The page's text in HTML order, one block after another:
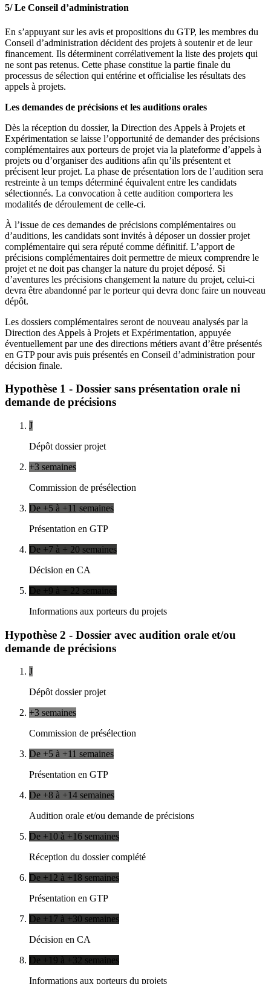
5/ Le Conseil d’administration
En s’appuyant sur les avis et propositions du GTP, les membres du
Conseil d’administration décident des projets à soutenir et de leur
financement. Ils déterminent corrélativement la liste des projets qui
ne sont pas retenus. Cette phase constitue la partie finale du
processus de sélection qui entérine et officialise les résultats des
appels à projets.
Les demandes de précisions et les auditions orales
Dès la réception du dossier, la Direction des Appels à Projets et
Expérimentation se laisse l’opportunité de demander des précisions
complémentaires aux porteurs de projet via la plateforme d’appels à
projets ou d’organiser des auditions afin qu’ils présentent et
précisent leur projet. La phase de présentation lors de l’audition sera
restreinte à un temps déterminé équivalent entre les candidats
sélectionnés. La convocation à cette audition comportera les
modalités de déroulement de celle-ci.
À l’issue de ces demandes de précisions complémentaires ou
d’auditions, les candidats sont invités à déposer un dossier projet
complémentaire qui sera réputé comme définitif. L’apport de
précisions complémentaires doit permettre de mieux comprendre le
projet et ne doit pas changer la nature du projet déposé. Si
d’aventures les précisions changement la nature du projet, celui-ci
devra être abandonné par le porteur qui devra donc faire un nouveau
dépôt.
Les dossiers complémentaires seront de nouveau analysés par la
Direction des Appels à Projets et Expérimentation, appuyée
éventuellement par une des directions métiers avant d’être présentés
en GTP pour avis puis présentés en Conseil d’administration pour
décision finale.
Hypothèse 1 - Dossier sans présentation orale ni
demande de précisions
J
Dépôt dossier projet
+3 semaines
Commission de présélection
De +5 à +11 semaines
Présentation en GTP
De +7 à + 20 semaines
Décision en CA
De +9 à + 22 semaines
Informations aux porteurs du projets
Hypothèse 2 - Dossier avec audition orale et/ou
demande de précisions
J
Dépôt dossier projet
+3 semaines
Commission de présélection
De +5 à +11 semaines
Présentation en GTP
De +8 à +14 semaines
Audition orale et/ou demande de précisions
De +10 à +16 semaines
Réception du dossier complété
De +12 à +18 semaines
Présentation en GTP
De +17 à +30 semaines
Décision en CA
De +19 à +32 semaines
Informations aux porteurs du projets